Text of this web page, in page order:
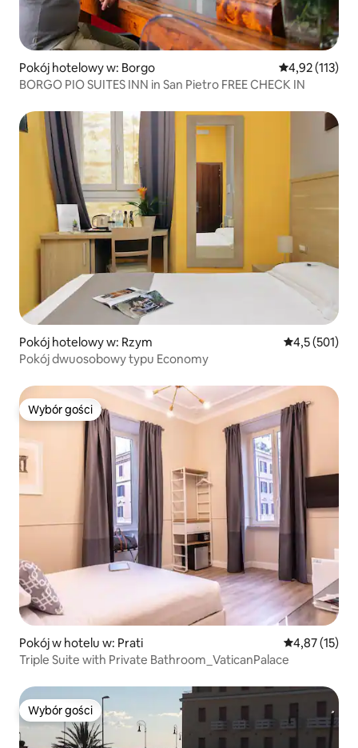
Pokój hotelowy w: Borgo Średnia
4,92 (113)
BORGO PIO SUITES INN in San Pietro FREE CHECK IN
Pokój hotelowy w: Rzym Średnia
4,5 (501)
Pokój dwuosobowy typu Economy
Wybór gości
Wybór gości
Pokój w hotelu w: Prati Średnia
4,87 (15)
Triple Suite with Private Bathroom_VaticanPalace
Wybór gości
Wybór gości